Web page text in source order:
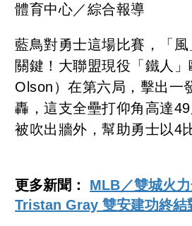
體育中心／綜合報導
藍鳥對勇士這場比賽，「風
關鍵！大聯盟現役「鐵人
Olson）在第六局，擊出一
轟，這支全壘打仰角高達
被吹出牆外，幫助勇士以4
更多新聞： MLB／雙城火
Tristan Gray 雙安建功終結